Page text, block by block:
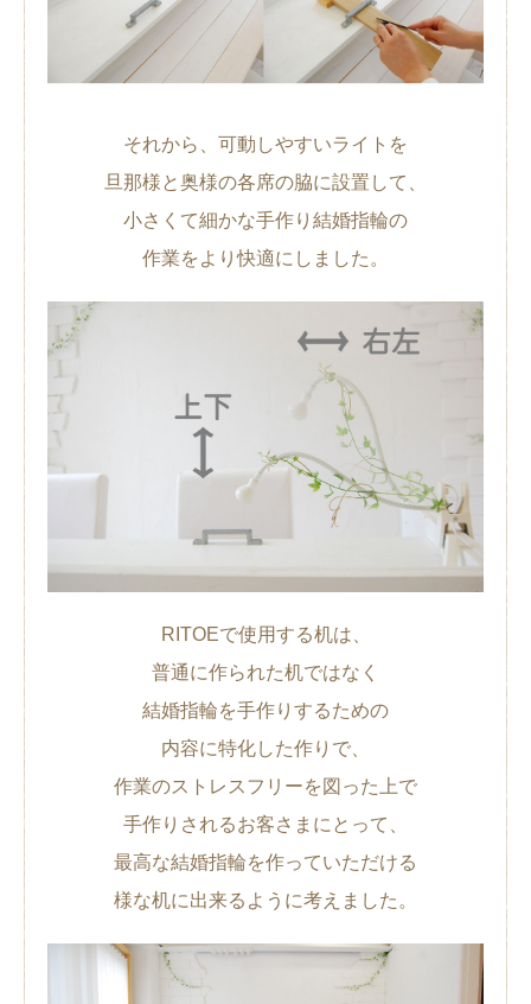
それから、可動しやすいライトを
旦那様と奥様の各席の脇に設置して、
小さくて細かな手作り結婚指輪の
作業をより快適にしました。
RITOEで使用する机は、
普通に作られた机ではなく
結婚指輪を手作りするための
内容に特化した作りで、
作業のストレスフリーを図った上で
手作りされるお客さまにとって、
最高な結婚指輪を作っていただける
様な机に出来るように考えました。